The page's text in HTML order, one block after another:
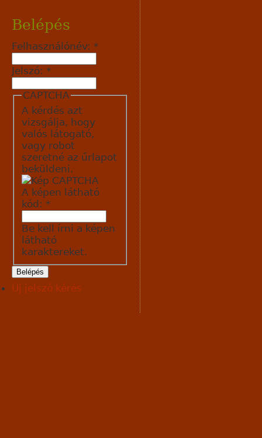
Belépés
Felhasználónév: *
Jelszó: *
CAPTCHA
A kérdés azt
vizsgálja, hogy
valós látogató,
vagy robot
szeretné az űrlapot
beküldeni.
A képen látható
kód: *
Be kell írni a képen
látható
karaktereket.
Új jelszó kérés